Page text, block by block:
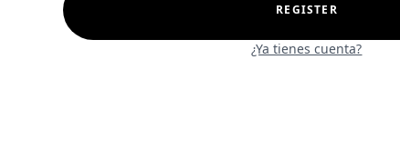
REGISTER
¿Ya tienes cuenta?